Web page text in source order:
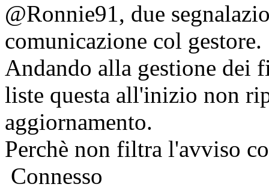
@Ronnie91, due
comunicazione col gestore.
Andando alla gestione dei
liste questa all'inizio non
aggiornamento.
Perchè non filtra l'avviso
Connesso